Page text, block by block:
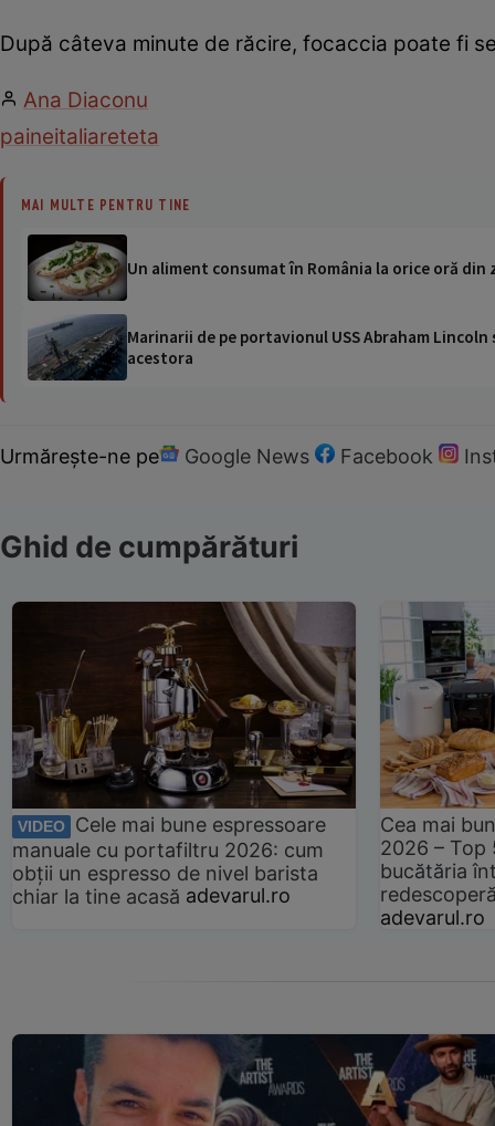
După câteva minute de răcire, focaccia poate fi
Ana Diaconu
paineitaliareteta
MAI MULTE PENTRU TINE
Un aliment consumat în România la orice oră din
Marinarii de pe portavionul USS Abraham
acestora
Urmărește-ne pe Google News Facebook
Ghid de cumpărături
VIDEO
Cele mai bune espressoare
manuale cu portafiltru 2026: cum
obții un espresso de nivel barista
chiar la tine acasă adevarul.ro
Cea mai
2026 –
bucătăria
adevarul.ro